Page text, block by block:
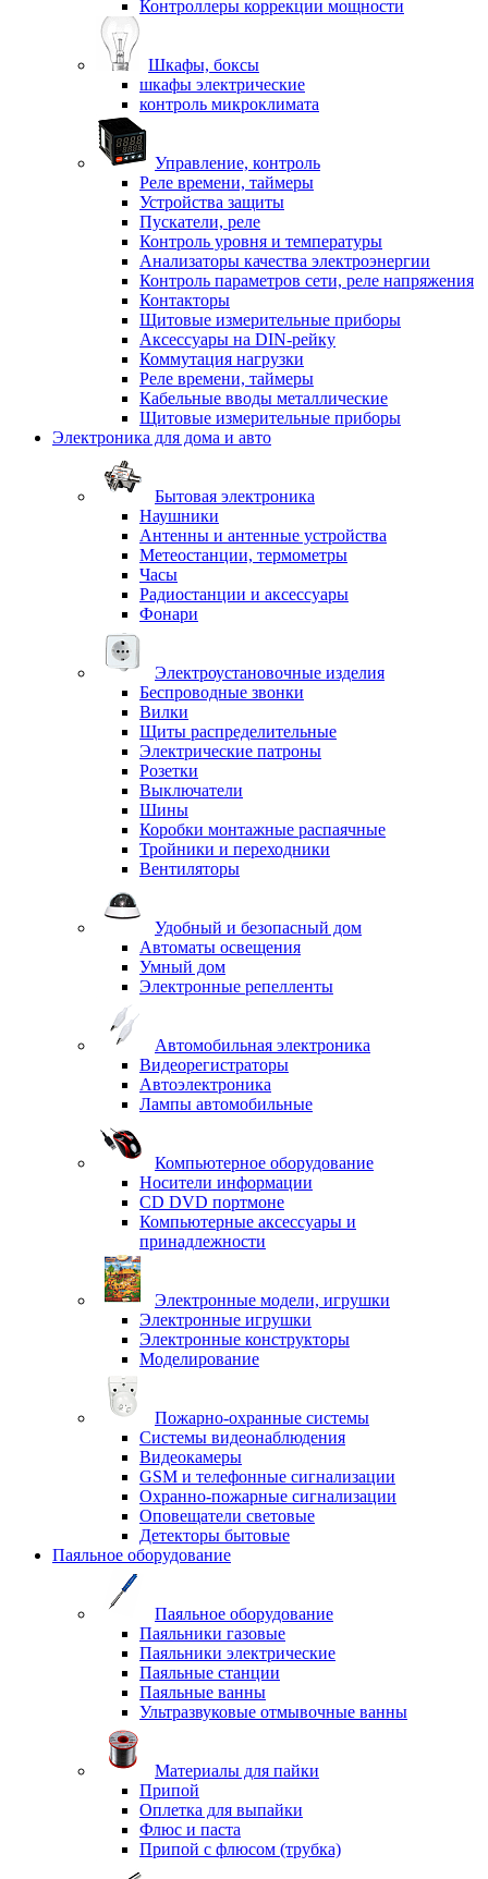
Контроллеры коррекции мощности
Шкафы, боксы
шкафы электрические
контроль микроклимата
Управление, контроль
Реле времени, таймеры
Устройства защиты
Пускатели, реле
Контроль уровня и температуры
Анализаторы качества электроэнергии
Контроль параметров сети, реле напряжения
Контакторы
Щитовые измерительные приборы
Аксессуары на DIN-рейку
Коммутация нагрузки
Реле времени, таймеры
Кабельные вводы металлические
Щитовые измерительные приборы
Электроника для дома и авто
Бытовая электроника
Наушники
Антенны и антенные устройства
Метеостанции, термометры
Часы
Радиостанции и аксессуары
Фонари
Электроустановочные изделия
Беспроводные звонки
Вилки
Щиты распределительные
Электрические патроны
Розетки
Выключатели
Шины
Коробки монтажные распаячные
Тройники и переходники
Вентиляторы
Удобный и безопасный дом
Автоматы освещения
Умный дом
Электронные репелленты
Автомобильная электроника
Видеорегистраторы
Автоэлектроника
Лампы автомобильные
Компьютерное оборудование
Носители информации
CD DVD портмоне
Компьютерные аксессуары и
принадлежности
Электронные модели, игрушки
Электронные игрушки
Электронные конструкторы
Моделирование
Пожарно-охранные системы
Системы видеонаблюдения
Видеокамеры
GSM и телефонные сигнализации
Охранно-пожарные сигнализации
Оповещатели световые
Детекторы бытовые
Паяльное оборудование
Паяльное оборудование
Паяльники газовые
Паяльники электрические
Паяльные станции
Паяльные ванны
Ультразвуковые отмывочные ванны
Материалы для пайки
Припой
Оплетка для выпайки
Флюс и паста
Припой с флюсом (трубка)